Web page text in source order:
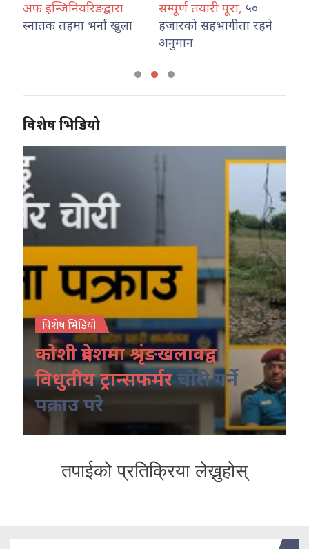
अफ इन्जिनियरिङद्वारा
स्नातक तहमा भर्ना खुला
सम्पूर्ण तयारी पूरा, ५०
हजारको सहभागीता रहने
अनुमान
विशेष भिडियो
विशेष भिडियो
कोशी प्रदेशमा श्रृंङखलावद्व
विधुतीय ट्रान्सफर्मरचोरी गर्ने
पक्राउ परे
तपाईको प्रतिक्रिया लेख्नुहोस्